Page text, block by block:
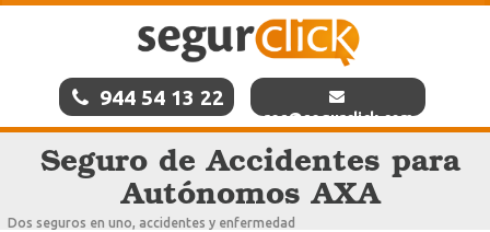
944 54 13 22
res@segurclick.com
Seguro de Accidentes para
Autónomos AXA
Dos seguros en uno, accidentes y enfermedad